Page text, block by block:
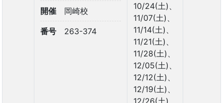
開催 岡崎校
番号 263-374
10/24(土)、
11/07(土)、
11/14(土)、
11/21(土)、
11/28(土)、
12/05(土)、
12/12(土)、
12/19(土)、
12/26(土)